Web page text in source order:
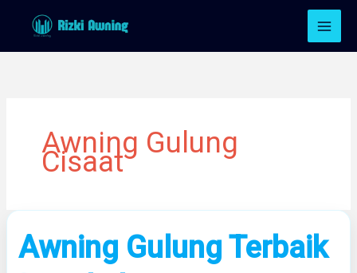
Awning Gulung
Cisaat
Awning Gulung Terbaik
Awning
Gulung